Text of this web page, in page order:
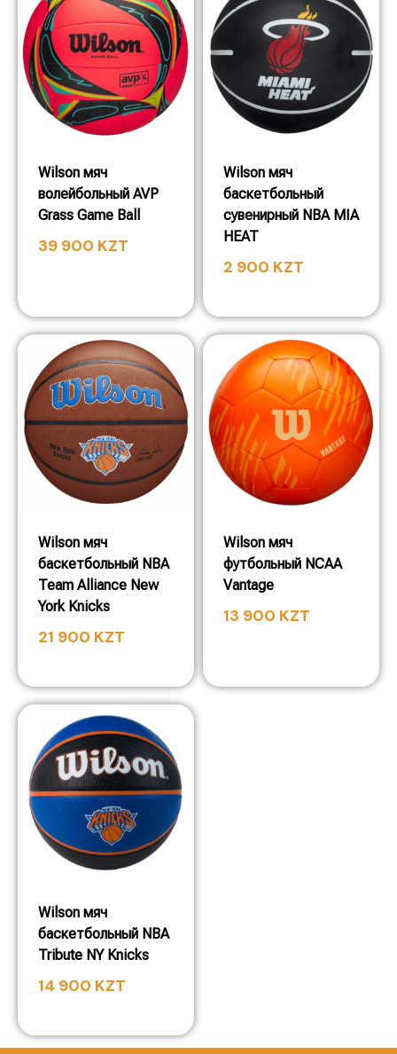
Wilson мяч
волейбольный AVP
Grass Game Ball
39 900 KZT
Wilson мяч
баскетбольный
сувенирный NBA MIA
HEAT
2 900 KZT
Wilson мяч
баскетбольный NBA
Team Alliance New
York Knicks
21 900 KZT
Wilson мяч
футбольный NCAA
Vantage
13 900 KZT
Wilson мяч
баскетбольный NBA
Tribute NY Knicks
14 900 KZT